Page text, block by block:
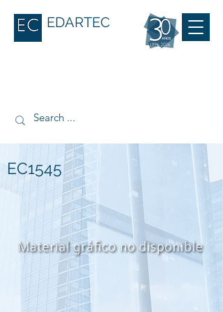
EDARTEC
EC1545